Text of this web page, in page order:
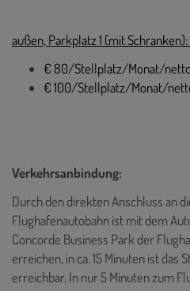
außen, Parkplatz 1 (mit
€ 80/Stellplatz/Monat/
€ 100/Stellplatz/Monat/
Verkehrsanbindung:
Durch den direkten Anschluss an
Flughafenautobahn ist mit dem
Concorde Business Park der
erreichen, in ca. 15 Minuten ist das
erreichbar. In nur 5 Minuten zum